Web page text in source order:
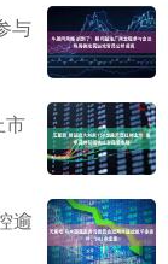
与
市
逾